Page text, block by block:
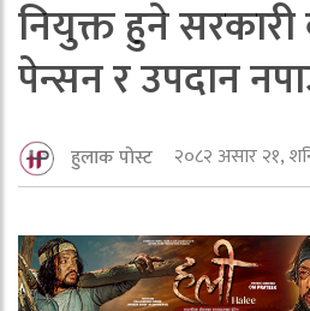
नियुक्त हुने सरकारी
पेन्सन र उपदान
हुलाक पोस्ट २०८२ असार २१,